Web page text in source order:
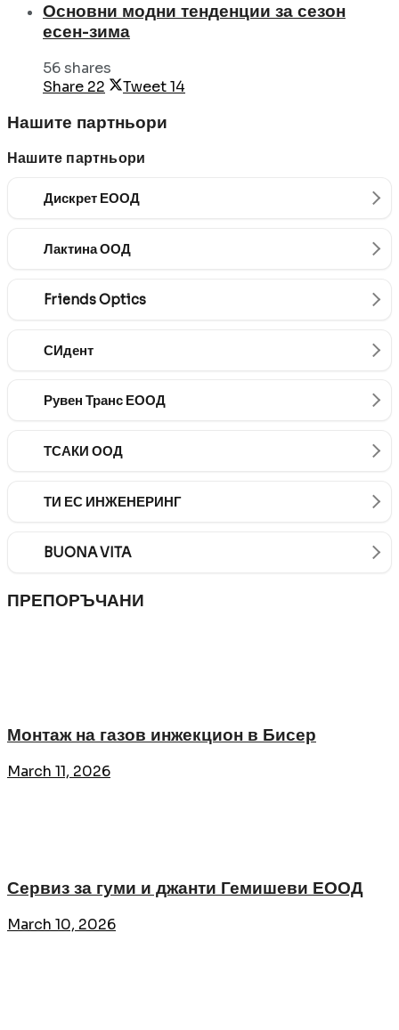
Основни модни тенденции за сезон
есен-зима
56 shares
Share 22 Tweet14
Нашите партньори
Нашите партньори
Дискрет ЕООД
Лактина ООД
Friends Optics
СИдент
Рувен Транс ЕООД
ТСАКИ ООД
ТИ ЕС ИНЖЕНЕРИНГ
BUONA VITA
ПРЕПОРЪЧАНИ
Монтаж на газов инжекцион в Бисер
March 11, 2026
Сервиз за гуми и джанти Гемишеви ЕООД
March 10, 2026